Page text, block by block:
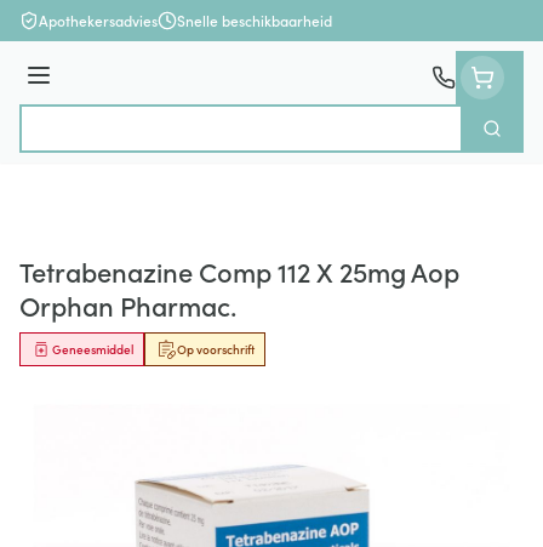
Ga naar de inhoud
Apothekersadvies Snelle beschikbaarheid
Menu
Zoek
Tetrabenazine Comp 112 X 25mg Aop
Orphan Pharmac.
Op voorschrift
Geneesmiddel